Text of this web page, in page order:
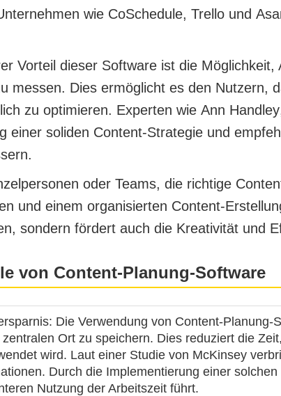
wie CoSchedule, Trello und
Vorteil dieser Software ist die
messen. Dies ermöglicht es den Nutzern,
zu optimieren. Experten wie Ann Handley
einer soliden Content-Strategie und
oder Teams, die richtige
und einem organisierten Content-
sondern fördert auch die Kreativität und
von Content-Planung-Software
: Die Verwendung von Content-
Ort zu speichern. Dies reduziert die
wird. Laut einer Studie von McKinsey
Durch die Implementierung einer
Nutzung der Arbeitszeit führt.